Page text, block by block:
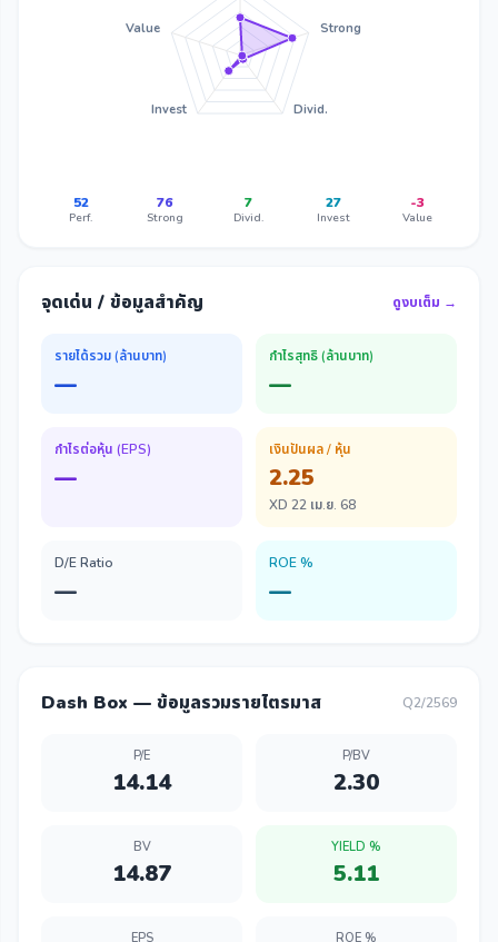
Strong
Divid.
Invest
Value
52
Perf.
76
Strong
7
Divid.
27
Invest
-3
Value
จุดเด่น / ข้อมูลสำคัญ ดูงบเต็ม →
รายได้รวม (ล้านบาท)
—
กำไรสุทธิ (ล้านบาท)
—
กำไรต่อหุ้น (EPS)
—
เงินปันผล / หุ้น
2.25
XD 22 เม.ย. 68
D/E Ratio
—
ROE %
—
Dash Box — ข้อมูลรวมรายไตรมาส Q2/2569
P/E
14.14
P/BV
2.30
BV
14.87
YIELD %
5.11
EPS ROE %